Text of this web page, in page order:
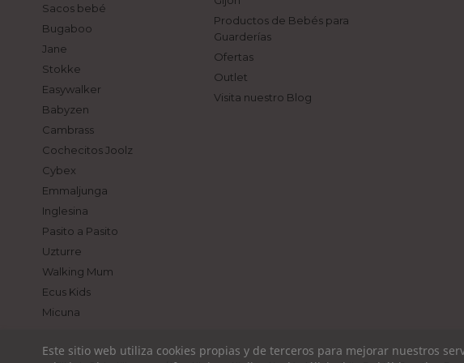
Sacos bebé
Bugaboo
Jane
Stokke
Easywalker
Babyzen
Cambrass
Cochecitos Joolz
Cybex
Emmaljunga
Inglesina
Pasito a Pasito
Uzturre
Walking Mum
Ecus Kids
Micuna
Productos de Bebés para
Guarderías
Ofertas
Outlet
Visita nuestro Blog
Este sitio web utiliza cookies propias y de terceros para mejorar nuestros